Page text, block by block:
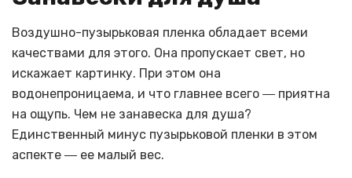
Воздушно-пузырьковая пленка обладает всеми
качествами для этого. Она пропускает свет, но
искажает картинку. При этом она
водонепроницаема, и что главнее всего ― приятна
на ощупь. Чем не занавеска для душа?
Единственный минус пузырьковой пленки в этом
аспекте ― ее малый вес.